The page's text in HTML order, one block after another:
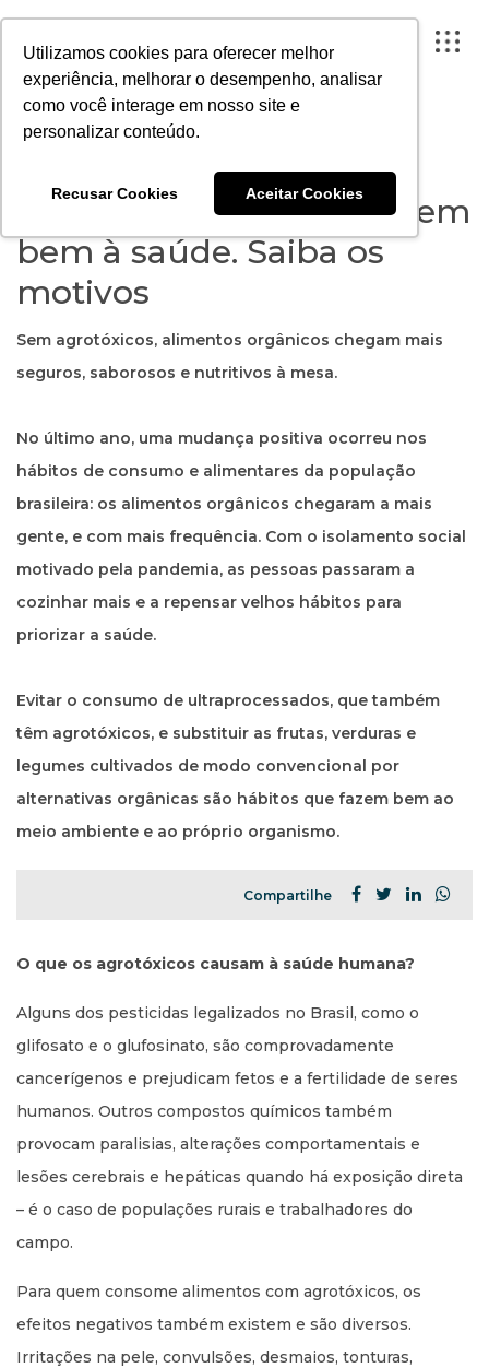
Utilizamos cookies para oferecer melhor
experiência, melhorar o desempenho, analisar
como você interage em nosso site e
personalizar conteúdo.
Recusar Cookies Aceitar Cookies
A ARTESANO
PROJETOS
CONTEÚDO
CONTATO
FACEBOOK INSTAGRAM LINKEDIN
> SAÚDE E BEM-ESTAR
Alimentos orgânicos fazem
bem à saúde. Saiba os
motivos
Sem agrotóxicos, alimentos orgânicos chegam mais
seguros, saborosos e nutritivos à mesa.
No último ano, uma mudança positiva ocorreu nos
hábitos de consumo e alimentares da população
brasileira: os alimentos orgânicos chegaram a mais
gente, e com mais frequência. Com o isolamento social
motivado pela pandemia, as pessoas passaram a
cozinhar mais e a repensar velhos hábitos para
priorizar a saúde.
Evitar o consumo de ultraprocessados, que também
têm agrotóxicos, e substituir as frutas, verduras e
legumes cultivados de modo convencional por
alternativas orgânicas são hábitos que fazem bem ao
meio ambiente e ao próprio organismo.
Compartilhe
O que os agrotóxicos causam à saúde humana?
Alguns dos pesticidas legalizados no Brasil, como o
glifosato e o glufosinato, são comprovadamente
cancerígenos e prejudicam fetos e a fertilidade de seres
humanos. Outros compostos químicos também
provocam paralisias, alterações comportamentais e
lesões cerebrais e hepáticas quando há exposição direta
– é o caso de populações rurais e trabalhadores do
campo.
Para quem consome alimentos com agrotóxicos, os
efeitos negativos também existem e são diversos.
Irritações na pele, convulsões, desmaios, tonturas,